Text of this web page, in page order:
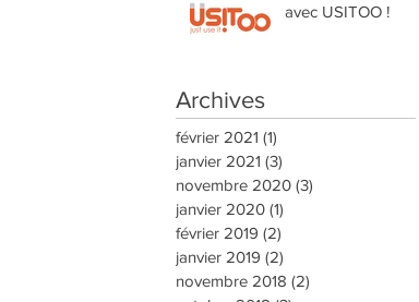
avec USITOO !
Archives
février 2021 (1)
janvier 2021 (3)
novembre 2020 (3)
janvier 2020 (1)
février 2019 (2)
janvier 2019 (2)
novembre 2018 (2)